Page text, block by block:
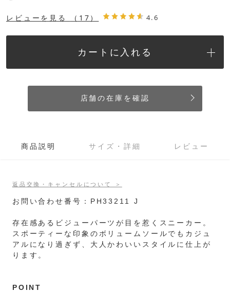
レビューを見る （17） 4.6
カートに入れる
店舗の在庫を確認
商品説明 サイズ・詳細 レビュー
返品交換・キャンセルについて ＞
お問い合わせ番号：PH33211 J
存在感あるビジューパーツが目を惹くスニーカー。
スポーティーな印象のボリュームソールでもカジュ
アルになり過ぎず、大人かわいいスタイルに仕上が
ります。
POINT